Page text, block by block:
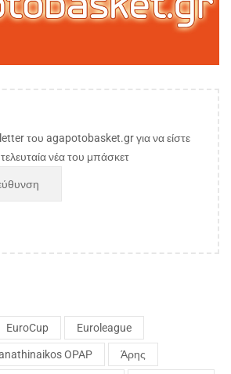
του agapotobasket.gr για να είστε
νέα του μπάσκετ
EuroCup Euroleague
OPAP Άρης